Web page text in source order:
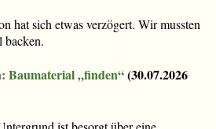
hat sich etwas verzögert. Wir mussten
Baumaterial „finden“(30.07.2026